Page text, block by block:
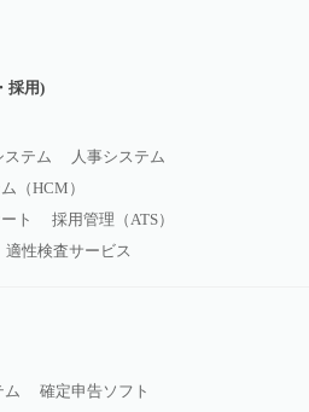
採用)
ステム
人事システム
（HCM）
ト
採用管理（ATS）
適性検査サービス
ム
確定申告ソフト